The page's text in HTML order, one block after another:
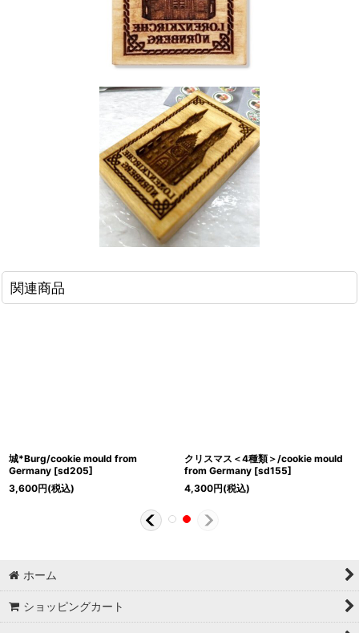
関連商品
城*Burg/cookie mould from
Germany [sd205]
3,600円(税込)
クリスマス＜4種類＞/cookie mould
from Germany [sd155]
4,300円(税込)
ホーム
ショッピングカート